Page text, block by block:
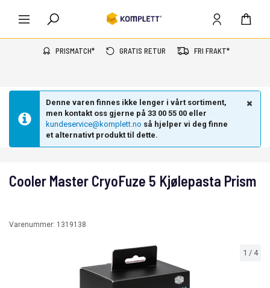
PRISMATCH* GRATIS RETUR FRI FRAKT*
Denne varen finnes ikke lenger i vårt sortiment,
men kontakt oss gjerne på 33 00 55 00 eller
kundeservice@komplett.no så hjelper vi deg finne
et alternativt produkt til dette.
1 / 4
Cooler Master CryoFuze 5 Kjølepasta Prism
Varenummer: 1319138